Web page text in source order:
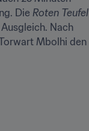
Die Roten Teufel
Nach
Mbolhi den